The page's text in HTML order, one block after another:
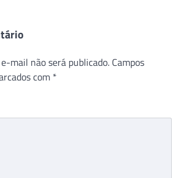
mail não será publicado. Campos
com *